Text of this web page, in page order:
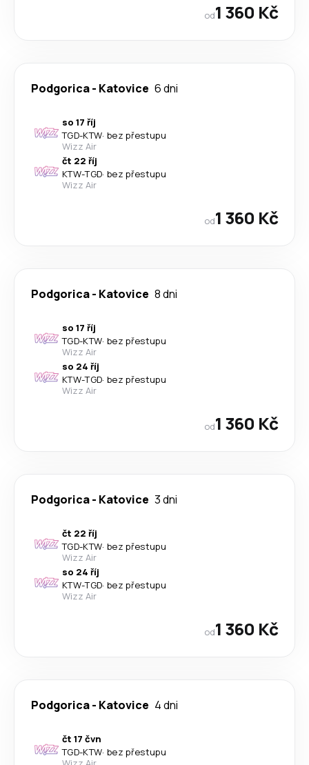
od1 360 Kč
Podgorica- Katovice 6 dni
so 17 říj
TGD-KTW· bez přestupu
Wizz Air
čt 22 říj
KTW-TGD· bez přestupu
Wizz Air
od1 360 Kč
Podgorica- Katovice 8 dni
so 17 říj
TGD-KTW· bez přestupu
Wizz Air
so 24 říj
KTW-TGD· bez přestupu
Wizz Air
od1 360 Kč
Podgorica- Katovice 3 dni
čt 22 říj
TGD-KTW· bez přestupu
Wizz Air
so 24 říj
KTW-TGD· bez přestupu
Wizz Air
od1 360 Kč
Podgorica- Katovice 4 dni
čt 17 čvn
TGD-KTW· bez přestupu